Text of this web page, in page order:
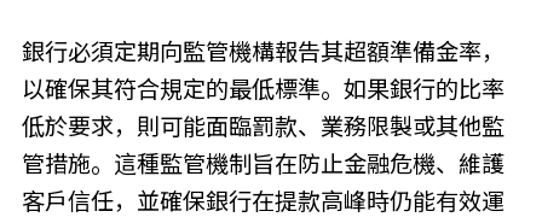
銀行必須定期向監管機構報告其超額準備金率，
以確保其符合規定的最低標準。如果銀行的比率
低於要求，則可能面臨罰款、業務限製或其他監
管措施。這種監管機制旨在防止金融危機、維護
客戶信任，並確保銀行在提款高峰時仍能有效運